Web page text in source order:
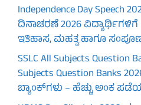
Independence Day Speech
ದಿನಾಚರಣೆ 2026 ವಿದ್ಯಾರ್ಥಿಗಳಿಗೆ
ಇತಿಹಾಸ, ಮಹತ್ವ ಹಾಗೂ
SSLC All Subjects Question
Subjects Question Banks
ಬ್ಯಾಂಕ್‌ಗಳು – ಹೆಚ್ಚು ಅಂಕ